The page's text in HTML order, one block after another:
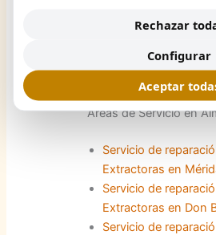
Áreas de Servicio en
Servicio de
Extractoras en
Servicio de
Extractoras en Don
Servicio de
Rechazar
Configurar
Aceptar